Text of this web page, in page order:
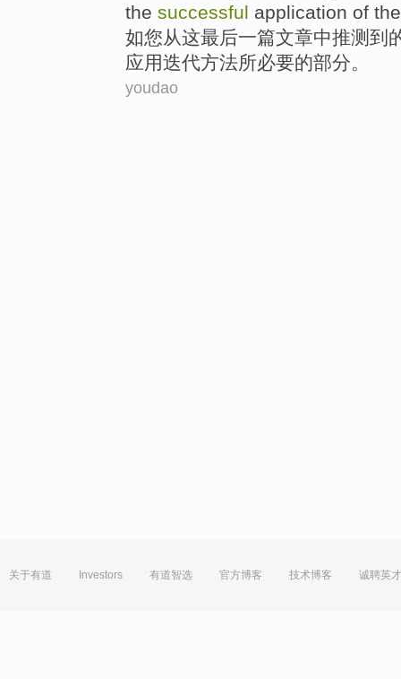
the successful application of
如您从这最后一篇文章中推测到
应用迭代方法所必要的部分。
youdao
关于有道 Investors 有道智选 官方博客 技术博客 诚聘英才